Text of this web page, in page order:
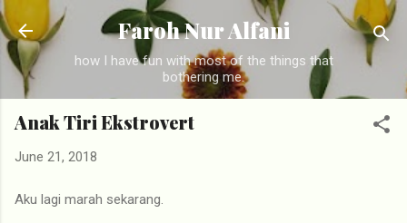
Skip to main content
Faroh Nur Alfani
how I have fun with most of the things that
bothering me.
Anak Tiri Ekstrovert
June 21, 2018
Aku lagi marah sekarang.